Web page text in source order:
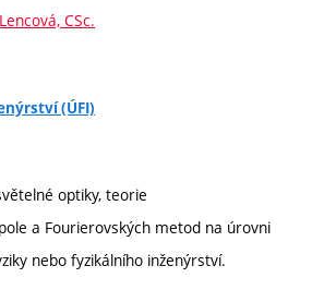
CSc.
(ÚFI)
optiky, teorie
a Fourierovských metod na úrovni
nebo fyzikálního inženýrství.